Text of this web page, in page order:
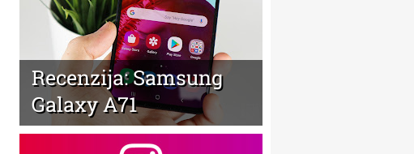
Recenzija: Samsung
Galaxy A71